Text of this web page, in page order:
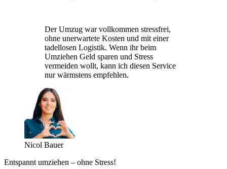
Der Umzug war vollkommen stressfrei,
ohne unerwartete Kosten und mit einer
tadellosen Logistik. Wenn ihr beim
Umziehen Geld sparen und Stress
vermeiden wollt, kann ich diesen Service
nur wärmstens empfehlen.
Nicol Bauer
Entspannt umziehen – ohne Stress!